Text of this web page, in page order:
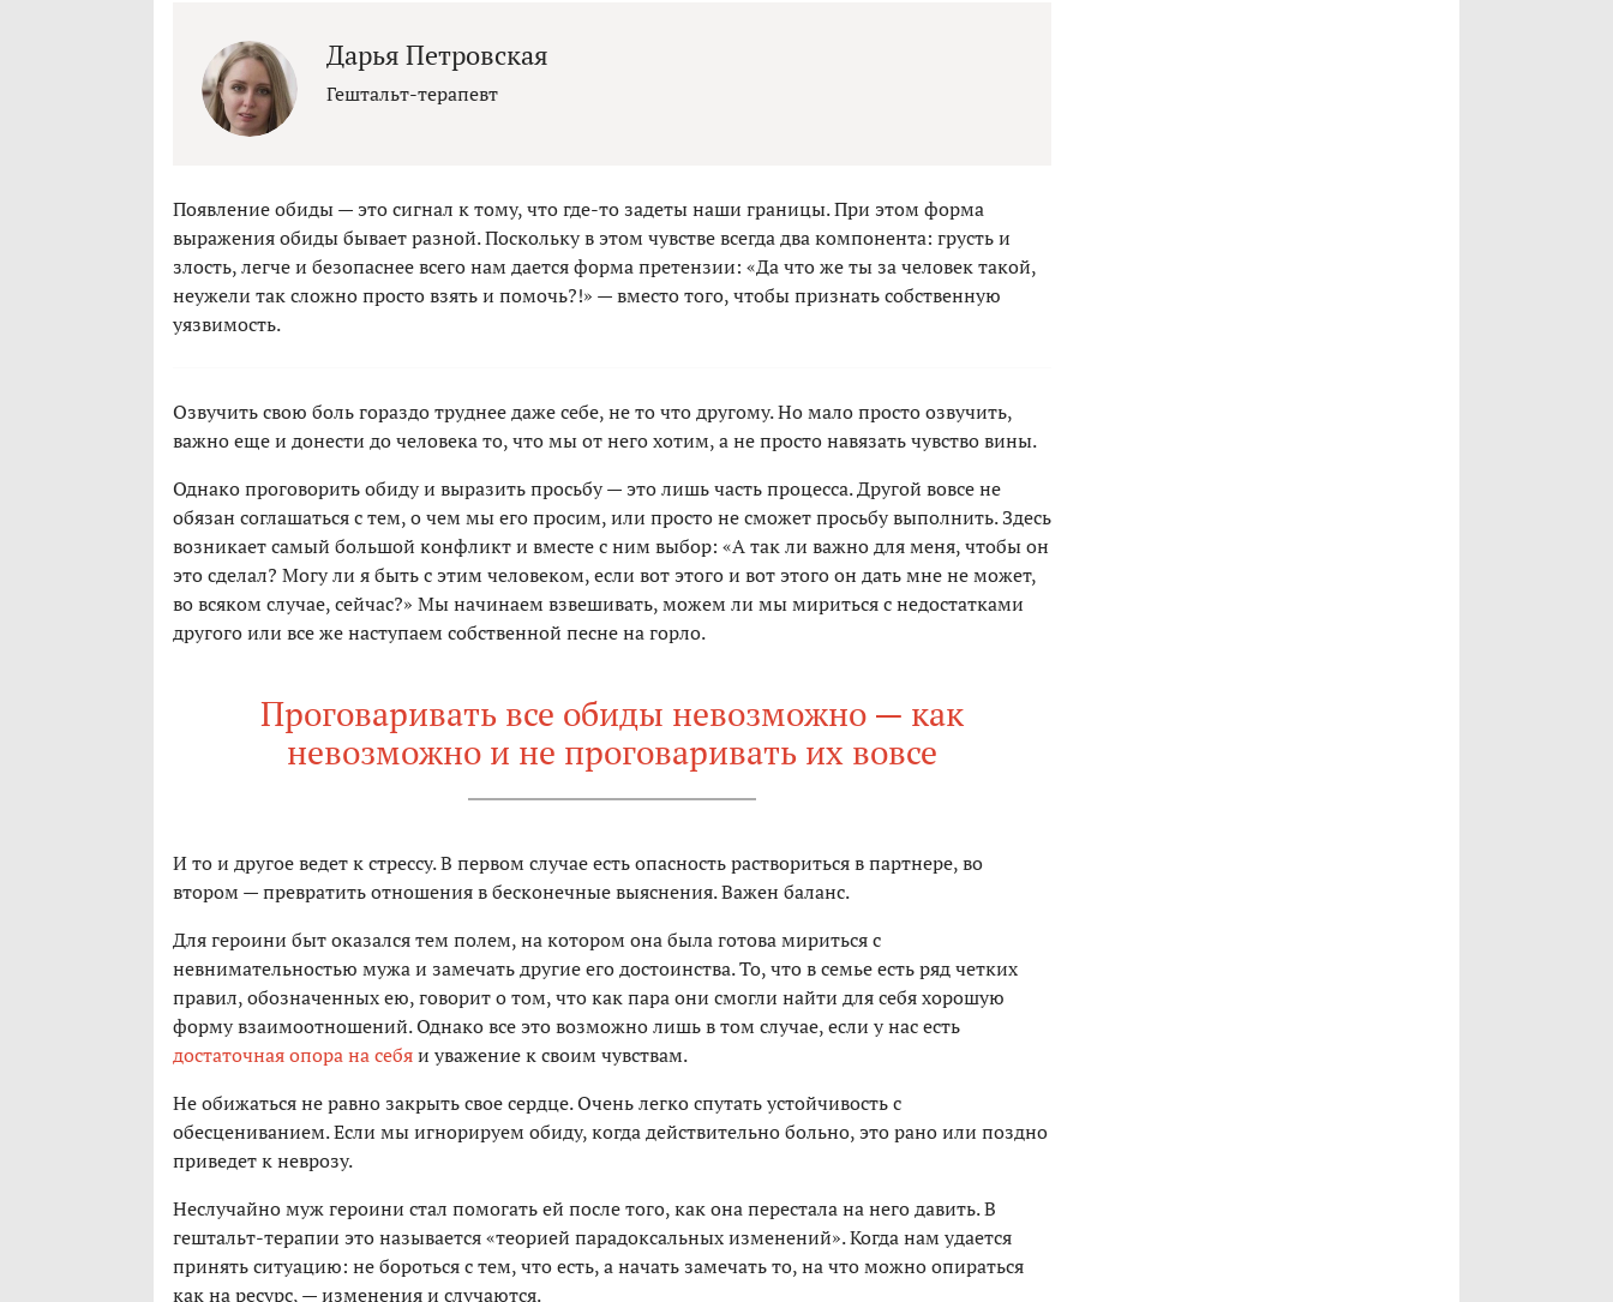
Дарья Петровская
Гештальт-терапевт
Появление обиды — это сигнал к тому, что где-то задеты наши границы. При этом форма
выражения обиды бывает разной. Поскольку в этом чувстве всегда два компонента: грусть и
злость, легче и безопаснее всего нам дается форма претензии: «Да что же ты за человек такой,
неужели так сложно просто взять и помочь?!» — вместо того, чтобы признать собственную
уязвимость.
Озвучить свою боль гораздо труднее даже себе, не то что другому. Но мало просто озвучить,
важно еще и донести до человека то, что мы от него хотим, а не просто навязать чувство вины.
Однако проговорить обиду и выразить просьбу — это лишь часть процесса. Другой вовсе не
обязан соглашаться с тем, о чем мы его просим, или просто не сможет просьбу выполнить. Здесь
возникает самый большой конфликт и вместе с ним выбор: «А так ли важно для меня, чтобы он
это сделал? Могу ли я быть с этим человеком, если вот этого и вот этого он дать мне не может,
во всяком случае, сейчас?» Мы начинаем взвешивать, можем ли мы мириться с недостатками
другого или все же наступаем собственной песне на горло.
Проговаривать все обиды невозможно — как
невозможно и не проговаривать их вовсе
И то и другое ведет к стрессу. В первом случае есть опасность раствориться в партнере, во
втором — превратить отношения в бесконечные выяснения. Важен баланс.
Для героини быт оказался тем полем, на котором она была готова мириться с
невнимательностью мужа и замечать другие его достоинства. То, что в семье есть ряд четких
правил, обозначенных ею, говорит о том, что как пара они смогли найти для себя хорошую
форму взаимоотношений. Однако все это возможно лишь в том случае, если у нас есть
достаточная опора на себяи уважение к своим чувствам.
Не обижаться не равно закрыть свое сердце. Очень легко спутать устойчивость с
обесцениванием. Если мы игнорируем обиду, когда действительно больно, это рано или поздно
приведет к неврозу.
Неслучайно муж героини стал помогать ей после того, как она перестала на него давить. В
гештальт-терапии это называется «теорией парадоксальных изменений». Когда нам удается
принять ситуацию: не бороться с тем, что есть, а начать замечать то, на что можно опираться
как на ресурс, — изменения и случаются.